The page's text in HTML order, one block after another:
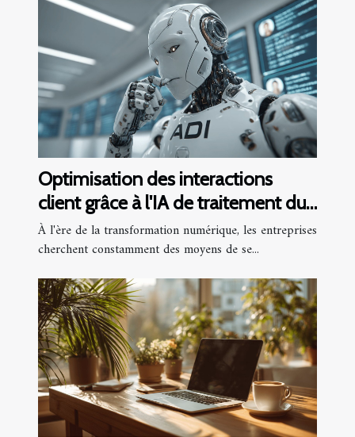
Optimisation des interactions
client grâce à l'IA de traitement du
langage
À l'ère de la transformation numérique, les entreprises
cherchent constamment des moyens de se...